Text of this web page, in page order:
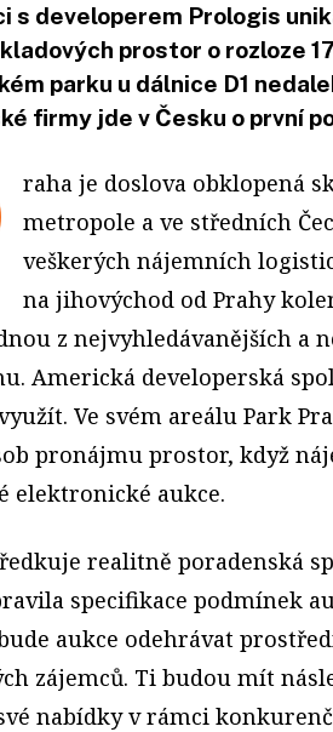
s developerem Prologis
prostor o rozloze
parku u dálnice D1
firmy jde v Česku o první
raha je doslova obklopená
metropole a ve středních
veškerých nájemních
na jihovýchod od Prahy
z nejvyhledávanějších a
Americká developerská
Ve svém areálu Park
pronájmu prostor, když
elektronické aukce.
realitně poradenská
specifikace podmínek
aukce odehrávat
zájemců. Ti budou mít
nabídky v rámci